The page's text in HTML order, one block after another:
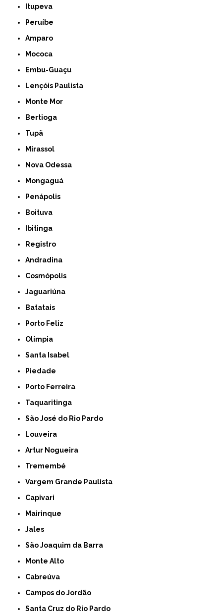
Itupeva
Peruíbe
Amparo
Mococa
Embu-Guaçu
Lençóis Paulista
Monte Mor
Bertioga
Tupã
Mirassol
Nova Odessa
Mongaguá
Penápolis
Boituva
Ibitinga
Registro
Andradina
Cosmópolis
Jaguariúna
Batatais
Porto Feliz
Olímpia
Santa Isabel
Piedade
Porto Ferreira
Taquaritinga
São José do Rio Pardo
Louveira
Artur Nogueira
Tremembé
Vargem Grande Paulista
Capivari
Mairinque
Jales
São Joaquim da Barra
Monte Alto
Cabreúva
Campos do Jordão
Santa Cruz do Rio Pardo